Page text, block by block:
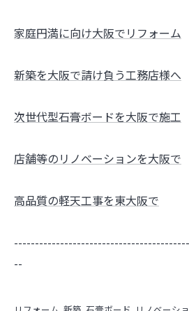
家庭円満に向け大阪でリフォーム
新築を大阪で請け負う工務店様へ
次世代型石膏ボードを大阪で施工
店舗等のリノベーションを大阪で
高品質の軽天工事を東大阪で
--